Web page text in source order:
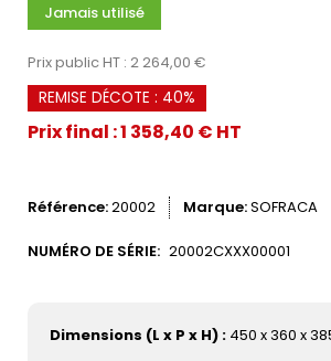
Jamais utilisé
Prix public HT : 2 264,00 €
REMISE DÉCOTE : 40%
Prix final : 1 358,40 € HT
Référence 20002 Marque SOFRACA
NUMÉRO DE SÉRIE: 20002CXXX00001
Dimensions (L x P x H) : 450 x 360 x